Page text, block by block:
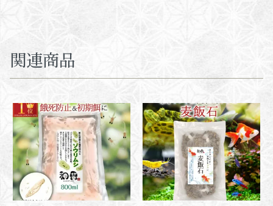
関連商品